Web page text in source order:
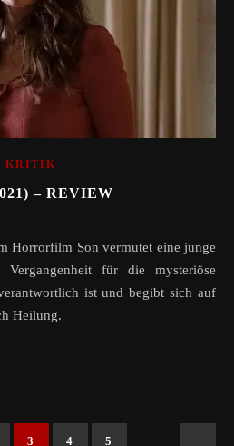
KRITIK
– REVIEW
für die mysteriöse
ist und begibt sich auf
Heilung.
3 4 5